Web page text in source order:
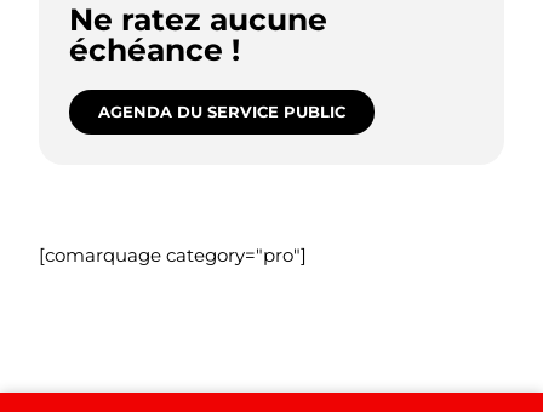
Ne ratez aucune
échéance !
AGENDA DU SERVICE PUBLIC
[comarquage category="pro"]